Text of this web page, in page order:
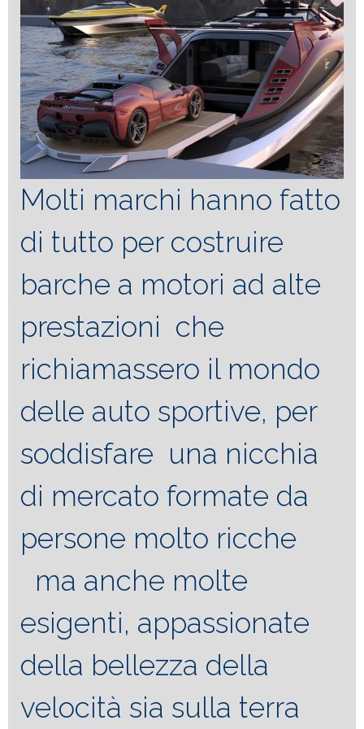
Molti marchi hanno fatto
di tutto per costruire
barche a motori ad alte
prestazioni che
richiamassero il mondo
delle auto sportive, per
soddisfare una nicchia
di mercato formate da
persone molto ricche
ma anche molte
esigenti, appassionate
della bellezza della
velocità sia sulla terra